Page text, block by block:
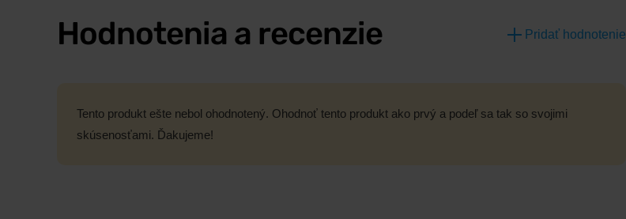
Hodnotenia a recenzie Pridať hodnotenie
Tento produkt ešte nebol ohodnotený. Ohodnoť tento produkt ako prvý a podeľ sa tak so svojimi
skúsenosťami. Ďakujeme!